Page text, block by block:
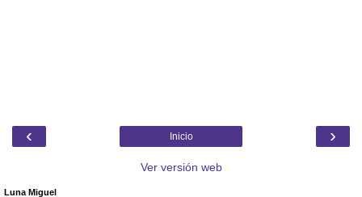
‹ ›
Inicio
Ver versión web
Luna Miguel